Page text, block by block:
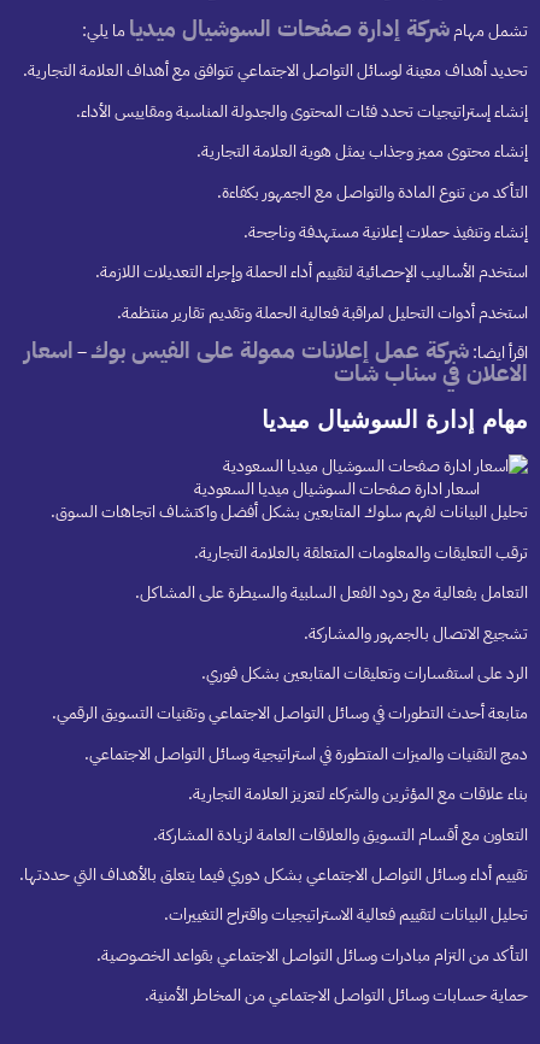
تشمل مهامشركة إدارة صفحات السوشيال ميديا ما يلي:
تحديد أهداف معينة لوسائل التواصل الاجتماعي تتوافق مع أهداف العلامة التجارية.
إنشاء إستراتيجيات تحدد فئات المحتوى والجدولة المناسبة ومقاييس الأداء.
إنشاء محتوى مميز وجذاب يمثل هوية العلامة التجارية.
التأكد من تنوع المادة والتواصل مع الجمهور بكفاءة.
إنشاء وتنفيذ حملات إعلانية مستهدفة وناجحة.
استخدم الأساليب الإحصائية لتقييم أداء الحملة وإجراء التعديلات اللازمة.
استخدم أدوات التحليل لمراقبة فعالية الحملة وتقديم تقارير منتظمة.
اقرأ ايضا:شركة عمل إعلانات ممولة على الفيس بوك– اسعار
الاعلان في سناب شات
مهام إدارة السوشيال ميديا
اسعار ادارة صفحات السوشيال ميديا السعودية
تحليل البيانات لفهم سلوك المتابعين بشكل أفضل واكتشاف اتجاهات السوق.
ترقب التعليقات والمعلومات المتعلقة بالعلامة التجارية.
التعامل بفعالية مع ردود الفعل السلبية والسيطرة على المشاكل.
تشجيع الاتصال بالجمهور والمشاركة.
الرد على استفسارات وتعليقات المتابعين بشكل فوري.
متابعة أحدث التطورات في وسائل التواصل الاجتماعي وتقنيات التسويق الرقمي.
دمج التقنيات والميزات المتطورة في استراتيجية وسائل التواصل الاجتماعي.
بناء علاقات مع المؤثرين والشركاء لتعزيز العلامة التجارية.
التعاون مع أقسام التسويق والعلاقات العامة لزيادة المشاركة.
تقييم أداء وسائل التواصل الاجتماعي بشكل دوري فيما يتعلق بالأهداف التي حددتها.
تحليل البيانات لتقييم فعالية الاستراتيجيات واقتراح التغييرات.
التأكد من التزام مبادرات وسائل التواصل الاجتماعي بقواعد الخصوصية.
حماية حسابات وسائل التواصل الاجتماعي من المخاطر الأمنية.